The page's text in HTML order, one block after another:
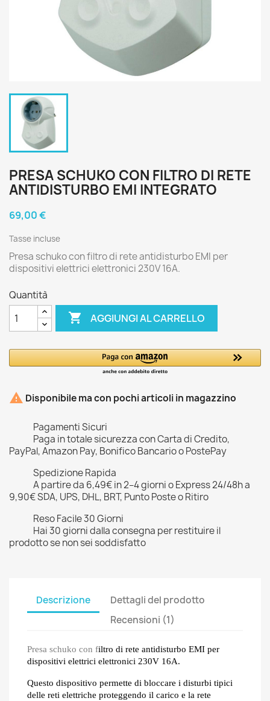
PRESA SCHUKO CON FILTRO DI RETE
ANTIDISTURBO EMI INTEGRATO
69,00 €
Tasse incluse
Presa schuko con filtro di rete antidisturbo EMI per
dispositivi elettrici elettronici 230V 16A.
Quantità
 AGGIUNGI AL CARRELLO
 Disponibile ma con pochi articoli in magazzino
Pagamenti Sicuri
Paga in totale sicurezza con Carta di Credito,
PayPal, Amazon Pay, Bonifico Bancario o PostePay
Spedizione Rapida
A partire da 6,49€ in 2–4 giorni o Express 24/48h a
9,90€ SDA, UPS, DHL, BRT, Punto Poste o Ritiro
Reso Facile 30 Giorni
Hai 30 giorni dalla consegna per restituire il
prodotto se non sei soddisfatto
Descrizione
Dettagli del prodotto
Recensioni (1)
Presa schuko con filtro di rete antidisturbo EMI per
dispositivi elettrici elettronici 230V 16A.
Questo dispositivo permette di bloccare i disturbi tipici
delle reti elettriche proteggendo il carico e la rete